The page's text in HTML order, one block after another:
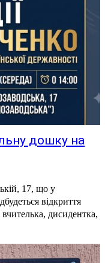
дошку на
17, що у
відкриття